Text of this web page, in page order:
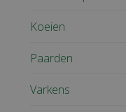
Koeien
Paarden
Varkens